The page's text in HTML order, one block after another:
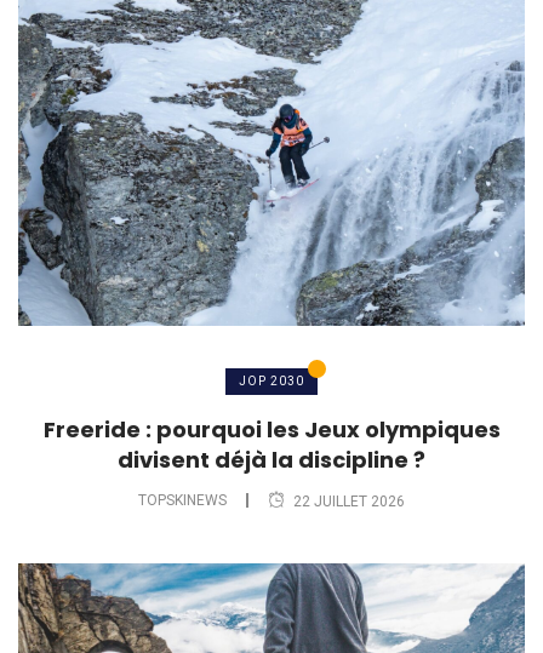
JOP 2030
Freeride : pourquoi les Jeux olympiques
divisent déjà la discipline ?
TOPSKINEWS 22 JUILLET 2026